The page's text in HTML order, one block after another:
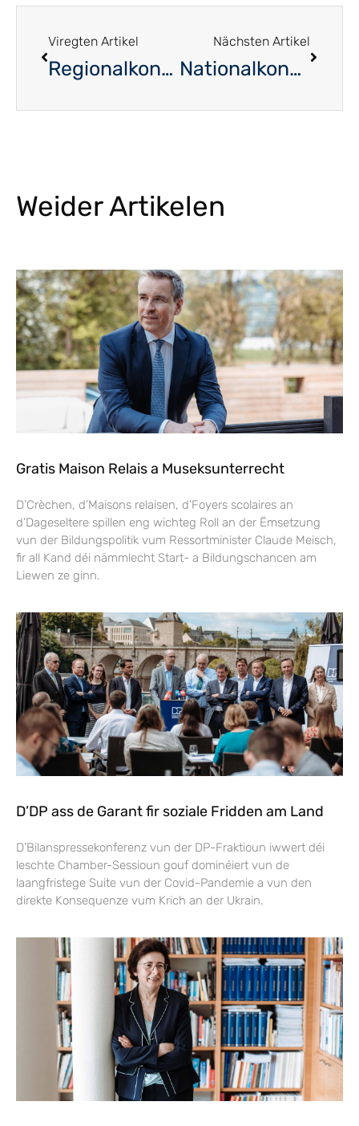
Viregten Artikel
Regionalkongress Süden 2022
Nächsten Artikel
Nationalkongress 2022
Weider Artikelen
Gratis Maison Relais a Museksunterrecht
D’Crèchen, d’Maisons relaisen, d’Foyers scolaires an
d’Dageseltere spillen eng wichteg Roll an der Ëmsetzung
vun der Bildungspolitik vum Ressortminister Claude Meisch,
fir all Kand déi nämmlecht Start- a Bildungschancen am
Liewen ze ginn.
D’DP ass de Garant fir soziale Fridden am Land
D’Bilanspressekonferenz vun der DP-Fraktioun iwwert déi
leschte Chamber-Sessioun gouf dominéiert vun de
laangfristege Suite vun der Covid-Pandemie a vun den
direkte Konsequenze vum Krich an der Ukrain.